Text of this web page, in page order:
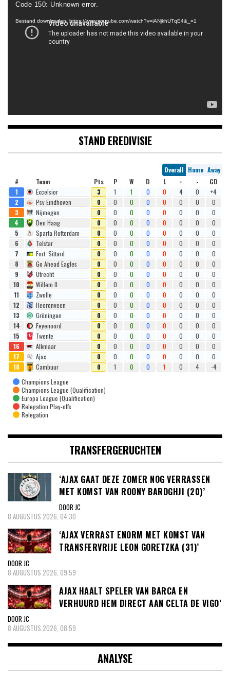
Code 150: Unknown error.
Bestand downloaden: https://www.youtube.com/watch?v=iANjkhUTqE4&_=1
STAND EREDIVISIE
Overall Home Away
#
Team Pts P W D L + -
GD
1
Excelsior 3 1 1 0 0 4 0
+4
2
Psv Eindhoven 0 0 0 0 0 0 0
0
3
Nijmegen 0 0 0 0 0 0 0
0
4
Den Haag 0 0 0 0 0 0 0
0
5
Sparta Rotterdam 0 0 0 0 0 0 0
0
6
Telstar 0 0 0 0 0 0 0
0
7
Fort. Sittard 0 0 0 0 0 0 0
0
8
Go Ahead Eagles 0 0 0 0 0 0 0
0
9
Utrecht 0 0 0 0 0 0 0
0
10
Willem II 0 0 0 0 0 0 0
0
11
Zwolle 0 0 0 0 0 0 0
0
12
Heerenveen 0 0 0 0 0 0 0
0
13
Gröningen 0 0 0 0 0 0 0
0
14
Feyenoord 0 0 0 0 0 0 0
0
15
Twente 0 0 0 0 0 0 0
0
16
Alkmaar 0 0 0 0 0 0 0
0
17
Ajax 0 0 0 0 0 0 0
0
18
Cambuur 0 1 0 0 1 0 4
-4
Champions League
Champions League (Qualification)
Europa League (Qualification)
Relegation Play-offs
Relegation
TRANSFERGERUCHTEN
‘AJAX GAAT DEZE ZOMER NOG VERRASSEN
MET KOMST VAN ROONY BARDGHJI (20)’
DOOR JC
8 AUGUSTUS 2026, 04:30
‘AJAX VERRAST ENORM MET KOMST VAN
TRANSFERVRIJE LEON GORETZKA (31)’
DOOR JC
8 AUGUSTUS 2026, 09:59
AJAX HAALT SPELER VAN BARCA EN
VERHUURD HEM DIRECT AAN CELTA DE VIGO’
DOOR JC
8 AUGUSTUS 2026, 08:59
ANALYSE